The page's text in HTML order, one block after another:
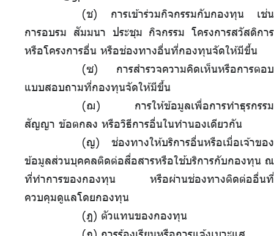
(ช) การเข้าร่วมกิจกรรมกับกองทุน เช่น
การอบรม สัมมนา ประชุม กิจกรรม โครงการสวัสดิการ
หรือโครงการอื่น หรือช่องทางอื่นที่กองทุนจัดให้มีขึ้น
(ซ) การสำรวจความคิดเห็นหรือการตอบ
แบบสอบถามที่กองทุนจัดให้มีขึ้น
(ฌ) การให้ข้อมูลเพื่อการทำธุรกรรม
สัญญา ข้อตกลง หรือวิธีการอื่นในทำนองเดียวกัน
(ญ) ช่องทางให้บริการอื่นหรือเมื่อเจ้าของ
ข้อมูลส่วนบุคคลติดต่อสื่อสารหรือใช้บริการกับกองทุน ณ
ที่ทำการของกองทุน หรือผ่านช่องทางติดต่ออื่นที่
ควบคุมดูแลโดยกองทุน
(ฎ) ตัวแทนของกองทุน